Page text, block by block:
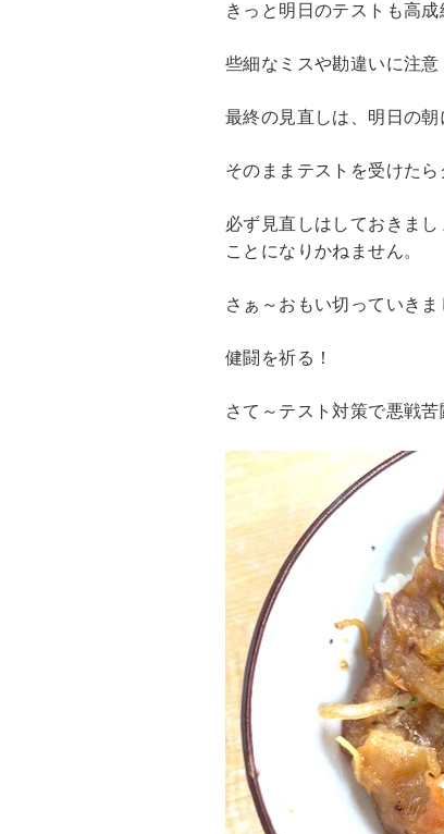
きっと明日のテストも高成
些細なミスや勘違いに注意
最終の見直しは、明日の
そのままテストを受けたら
必ず見直しはしておきま
ことになりかねません。
さぁ～おもい切っていきま
健闘を祈る！
さて～テスト対策で悪戦